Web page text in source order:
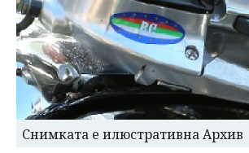
Снимката е илюстративна Архив